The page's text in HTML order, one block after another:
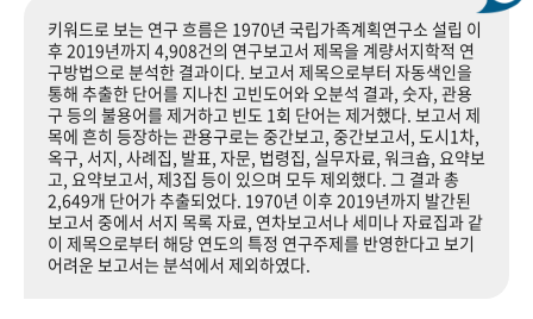
기록물 아카이브
사진 아카이브 문서 기록물 행정박물 영상 기록물
+1주년 기념
성과 50선 숫자로 보는 50년 50+1주년 광장
세계와 함께 한 KIHASA
키워드로 보는 연구 흐름은 1970년 국립가족계획연구소 설립 이
후 2019년까지 4,908건의 연구보고서 제목을 계량서지학적 연
구방법으로 분석한 결과이다. 보고서 제목으로부터 자동색인을
통해 추출한 단어를 지나친 고빈도어와 오분석 결과, 숫자, 관용
구 등의 불용어를 제거하고 빈도 1회 단어는 제거했다. 보고서 제
목에 흔히 등장하는 관용구로는 중간보고, 중간보고서, 도시1차,
옥구, 서지, 사례집, 발표, 자문, 법령집, 실무자료, 워크숍, 요약보
고, 요약보고서, 제3집 등이 있으며 모두 제외했다. 그 결과 총
2,649개 단어가 추출되었다. 1970년 이후 2019년까지 발간된
보고서 중에서 서지 목록 자료, 연차보고서나 세미나 자료집과 같
이 제목으로부터 해당 연도의 특정 연구주제를 반영한다고 보기
어려운 보고서는 분석에서 제외하였다.